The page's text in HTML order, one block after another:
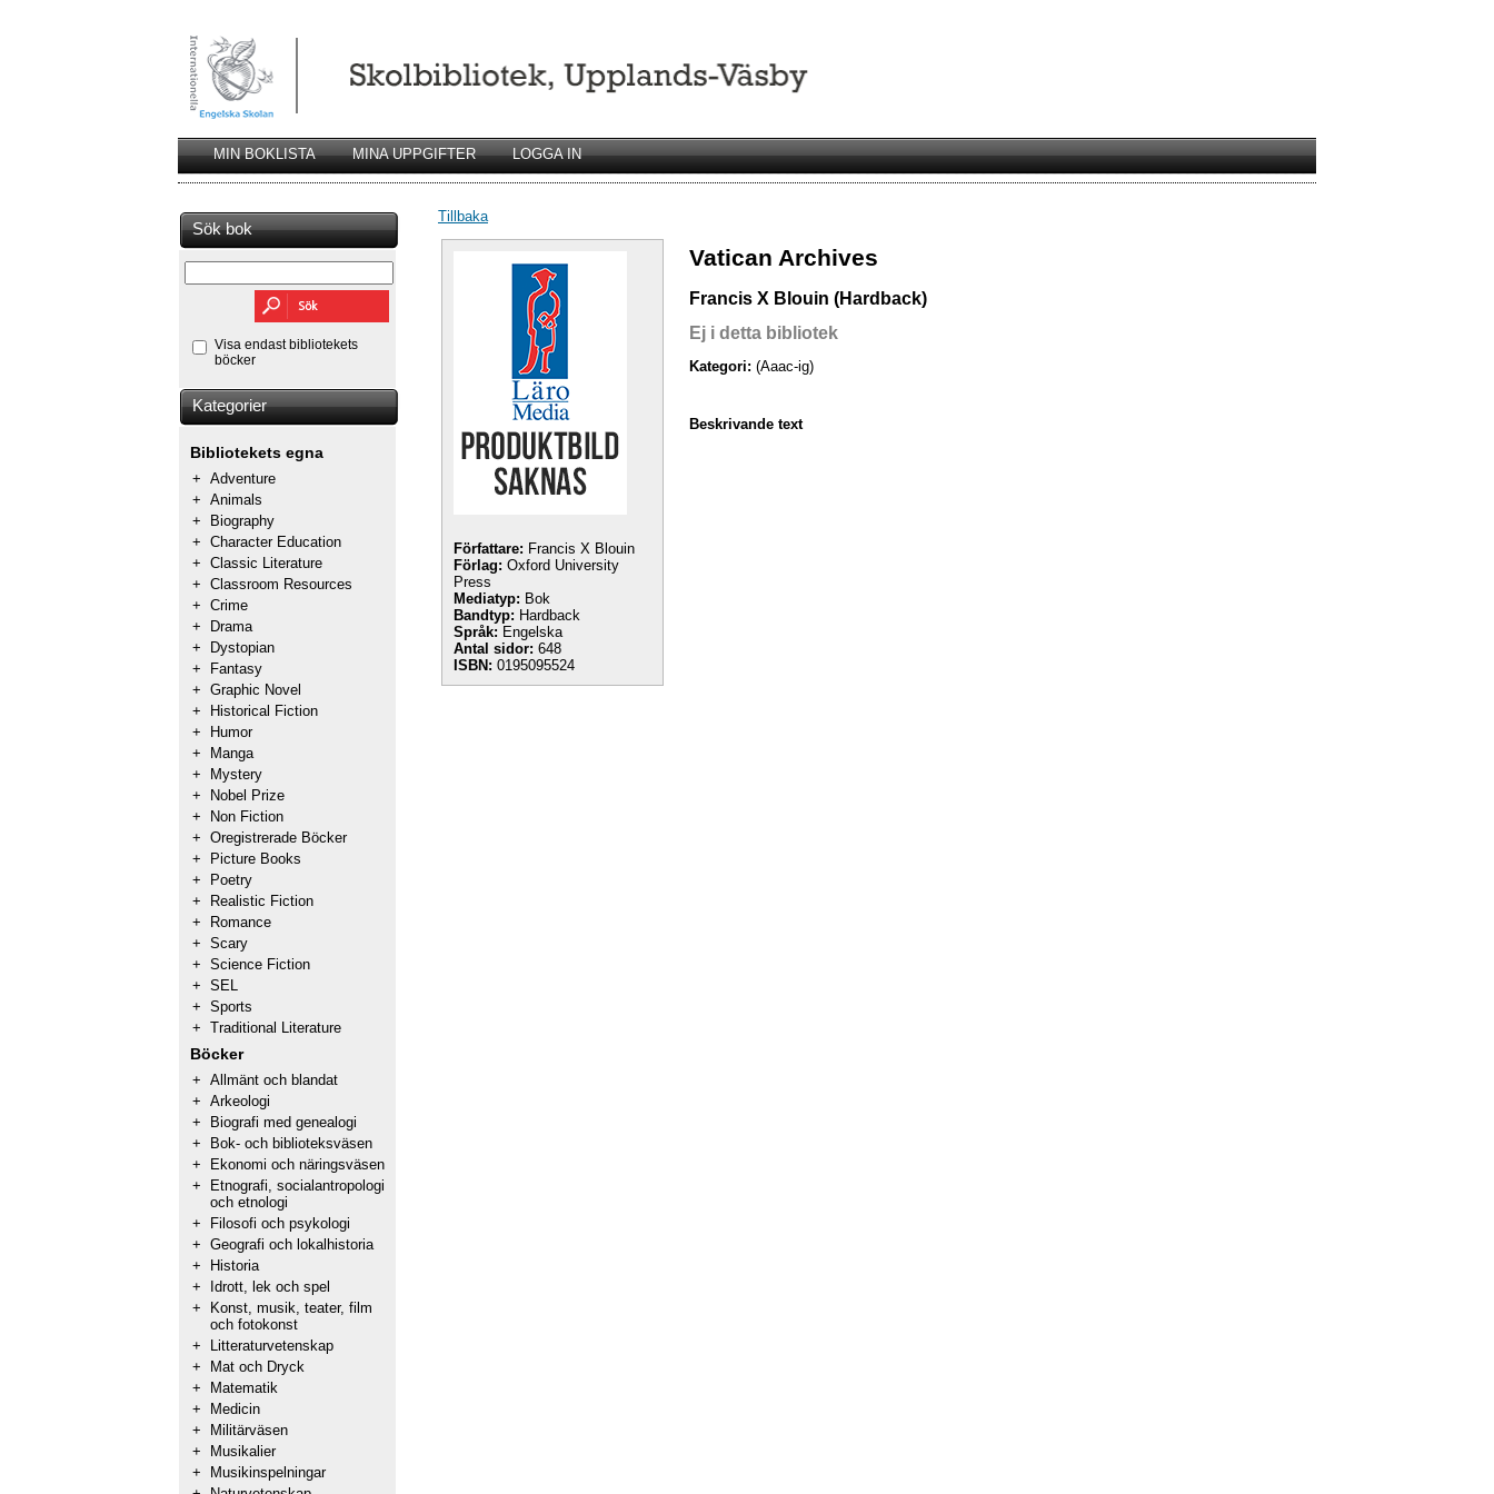
MIN BOKLISTA MINA UPPGIFTER LOGGA IN
Sök bok
Visa endast bibliotekets
böcker
Kategorier
Bibliotekets egna
+ Adventure
+ Animals
+
Biography
+ Character Education
+ Classic Literature
+ Classroom Resources
+ Crime
+
Drama
+
Dystopian
+
Fantasy
+ Graphic Novel
+
Historical Fiction
+
Humor
+
Manga
+
Mystery
+
Nobel Prize
+
Non Fiction
+ Oregistrerade Böcker
+
Picture Books
+
Poetry
+
Realistic Fiction
+
Romance
+ Scary
+ Science Fiction
+ SEL
+ Sports
+ Traditional Literature
Böcker
+ Allmänt och blandat
+ Arkeologi
+
Biografi med genealogi
+
Bok- och biblioteksväsen
+
Ekonomi och näringsväsen
+
Etnografi, socialantropologi
och etnologi
+
Filosofi och psykologi
+ Geografi och lokalhistoria
+
Historia
+
Idrott, lek och spel
+
Konst, musik, teater, film
och fotokonst
+
Litteraturvetenskap
+
Mat och Dryck
+
Matematik
+
Medicin
+
Militärväsen
+
Musikalier
+
Musikinspelningar
Tillbaka
Författare: Francis X Blouin
Förlag: Oxford University
Press
Mediatyp: Bok
Bandtyp: Hardback
Språk: Engelska
Antal sidor: 648
ISBN: 0195095524
Vatican Archives
Francis X Blouin (Hardback)
Ej i detta bibliotek
Kategori: (Aaac-ig)
Beskrivande text